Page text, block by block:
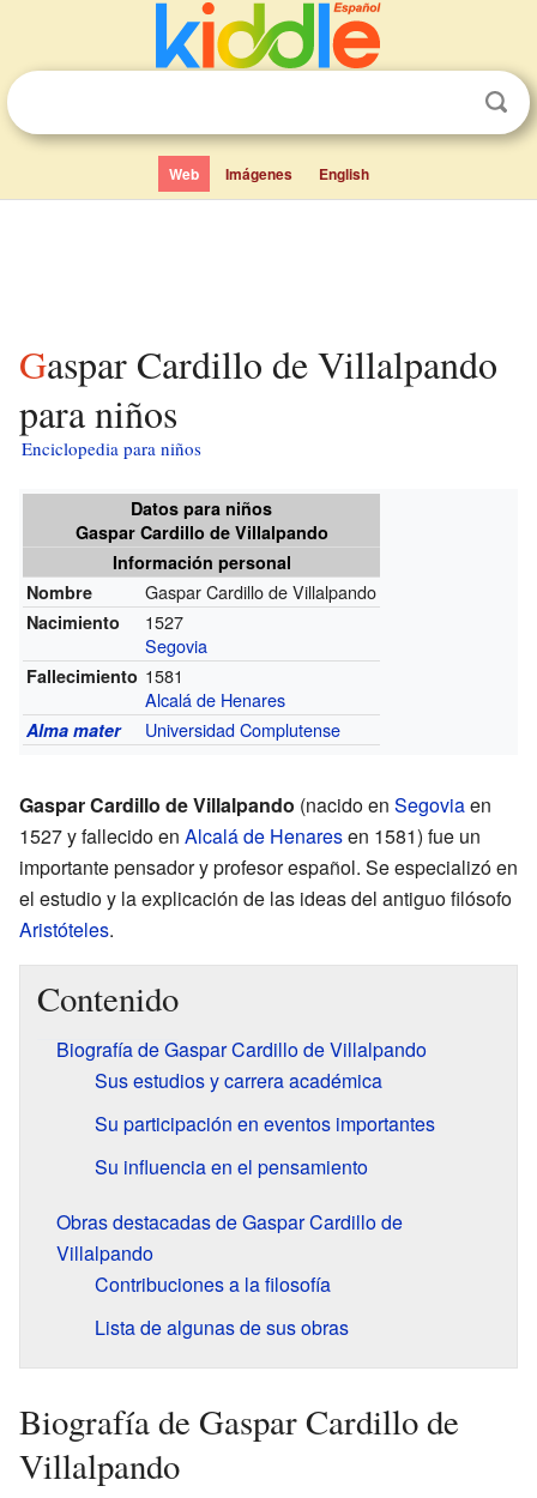
Web Imágenes English
Gaspar Cardillo de Villalpando
para niños
Enciclopedia para niños
Datos para niños
Gaspar Cardillo de Villalpando
Información personal
Nombre
Gaspar Cardillo de Villalpando
Nacimiento
1527
Segovia
Fallecimiento 1581
Alcalá de Henares
Alma mater Universidad Complutense
Gaspar Cardillo de Villalpando (nacido en Segoviaen
1527 y fallecido en Alcalá de Henaresen 1581) fue un
importante pensador y profesor español. Se especializó en
el estudio y la explicación de las ideas del antiguo filósofo
Aristóteles.
Contenido
Biografía de Gaspar Cardillo de Villalpando
Sus estudios y carrera académica
Su participación en eventos importantes
Su influencia en el pensamiento
Obras destacadas de Gaspar Cardillo de
Villalpando
Contribuciones a la filosofía
Lista de algunas de sus obras
Biografía de Gaspar Cardillo de
Villalpando